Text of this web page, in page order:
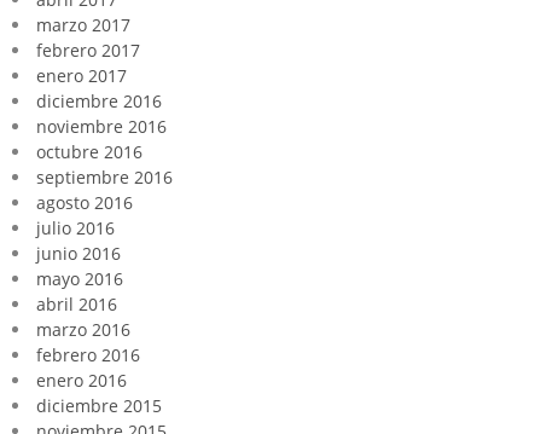
marzo 2017
febrero 2017
enero 2017
diciembre 2016
noviembre 2016
octubre 2016
septiembre 2016
agosto 2016
julio 2016
junio 2016
mayo 2016
abril 2016
marzo 2016
febrero 2016
enero 2016
diciembre 2015